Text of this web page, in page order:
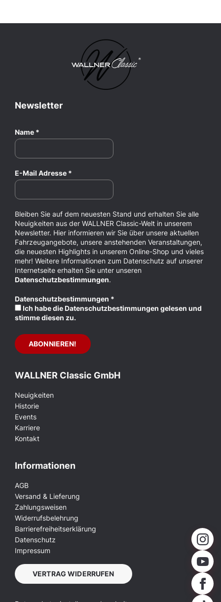
Newsletter
Name *
E-Mail Adresse *
Bleiben Sie auf dem neuesten Stand und erhalten Sie alle
Neuigkeiten aus der WALLNER Classic-Welt in unserem
Newsletter. Hier informieren wir Sie über unsere aktuellen
Fahrzeugangebote, unsere anstehenden Veranstaltungen,
die neuesten Highlights in unserem Online-Shop und vieles
mehr! Weitere Informationen zum Datenschutz auf unserer
Internetseite erhalten Sie unter unseren
Datenschutzbestimmungen.
Datenschutzbestimmungen *
Ich habe die Datenschutzbestimmungen gelesen und
stimme diesen zu.
WALLNER Classic GmbH
Neuigkeiten
Historie
Events
Karriere
Kontakt
Informationen
AGB
Versand & Lieferung
Zahlungsweisen
Widerrufsbelehrung
Barrierefreiheitserklärung
Datenschutz
Impressum
VERTRAG WIDERRUFEN